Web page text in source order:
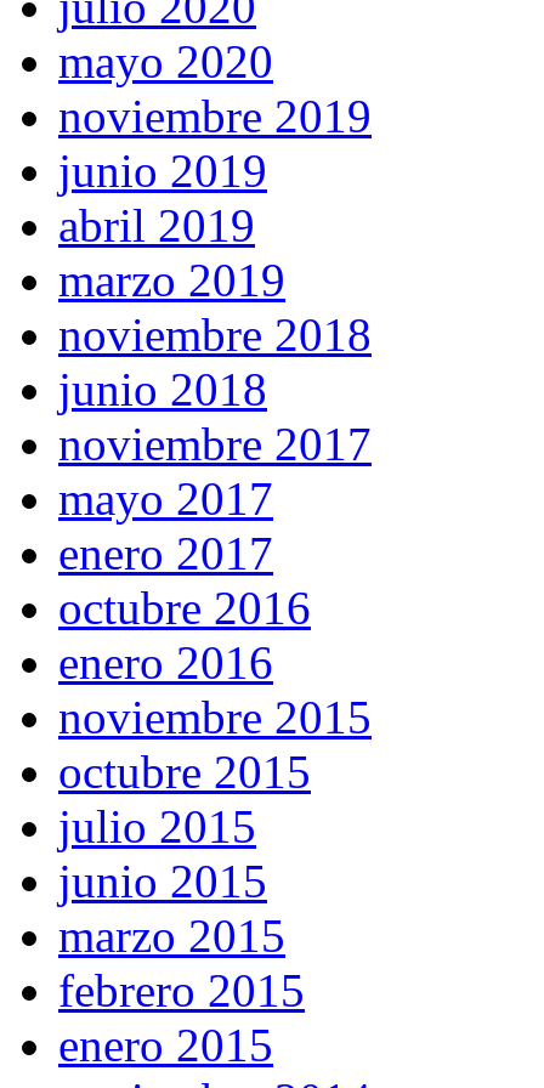
mayo 2020
noviembre 2019
junio 2019
abril 2019
marzo 2019
noviembre 2018
junio 2018
noviembre 2017
mayo 2017
enero 2017
octubre 2016
enero 2016
noviembre 2015
octubre 2015
julio 2015
junio 2015
marzo 2015
febrero 2015
enero 2015